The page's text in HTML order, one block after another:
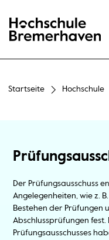
Hochschule Bremerhaven
Startseite Hochschule
Der Prüfungsausschuss
Angelegenheiten, wie z.
Bestehen der Prüfungen
Abschlussprüfungen fest.
Prüfungsausschusses